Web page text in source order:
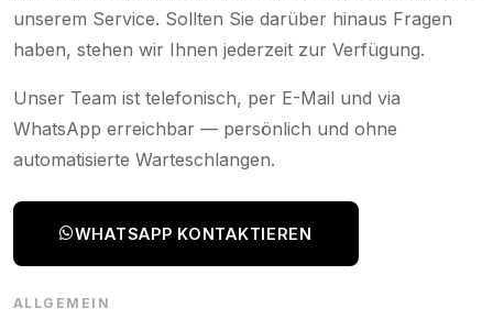
unserem Service. Sollten Sie darüber hinaus Fragen
haben, stehen wir Ihnen jederzeit zur Verfügung.
Unser Team ist telefonisch, per E-Mail und via
WhatsApp erreichbar — persönlich und ohne
automatisierte Warteschlangen.
WHATSAPP KONTAKTIEREN
ALLGEMEIN